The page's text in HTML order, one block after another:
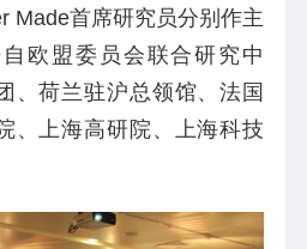
Made首席研究员分别作主
欧盟委员会联合研究中
、荷兰驻沪总领馆、法国
、上海高研院、上海科技